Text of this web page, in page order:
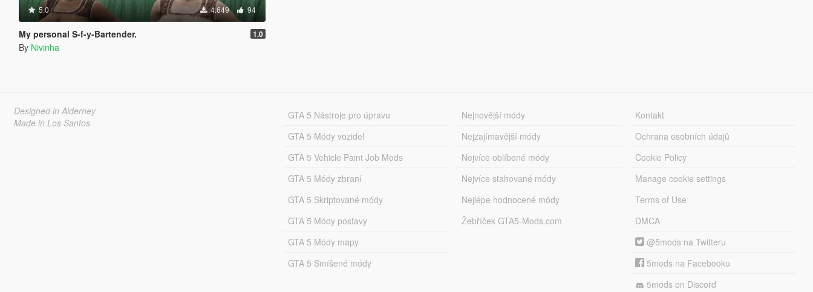
5.0 4.649 94
My personal S-f-y-Bartender. 1.0
By Nivinha
Designed in Alderney
Made in Los Santos
GTA 5 Nástroje pro úpravu
GTA 5 Módy vozidel
GTA 5 Vehicle Paint Job Mods
GTA 5 Módy zbraní
GTA 5 Skriptované módy
GTA 5 Módy postavy
GTA 5 Módy mapy
GTA 5 Smíšené módy
Nejnovější módy
Nejzajímavější módy
Nejvíce oblíbené módy
Nejvíce stahované módy
Nejlépe hodnocené módy
Žebříček GTA5-Mods.com
Kontakt
Ochrana osobních údajů
Cookie Policy
Manage cookie settings
Terms of Use
DMCA
@5mods na Twitteru
5mods na Facebooku
5mods on Discord